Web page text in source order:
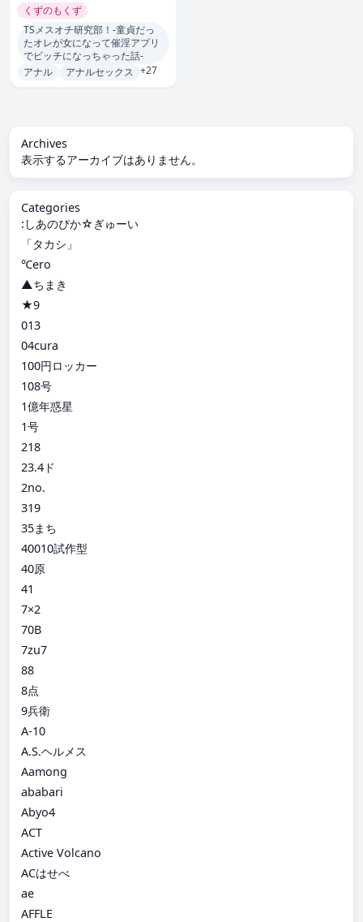
くずのもくず
TSメスオチ研究部！-童貞だっ
たオレが女になって催淫アプリ
でビッチになっちゃった話-
アナル
アナルセックス +27
Archives
表示するアーカイブはありません。
Categories
:しあのぴか☆ぎゅーい
「タカシ」
℃ero
▲ちまき
★9
013
04cura
100円ロッカー
108号
1億年惑星
1号
218
23.4ド
2no.
319
35まち
40010試作型
40原
41
7×2
70B
7zu7
88
8点
9兵衛
A-10
A.S.ヘルメス
Aamong
ababari
Abyo4
ACT
Active Volcano
ACはせべ
ae
AFFLE